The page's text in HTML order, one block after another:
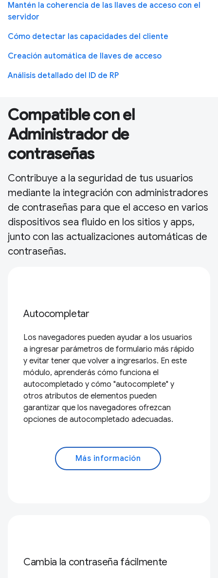
Mantén la coherencia de las llaves de acceso con el
servidor
Cómo detectar las capacidades del cliente
Creación automática de llaves de acceso
Análisis detallado del ID de RP
Compatible con el
Administrador de
contraseñas
Contribuye a la seguridad de tus usuarios
mediante la integración con administradores
de contraseñas para que el acceso en varios
dispositivos sea fluido en los sitios y apps,
junto con las actualizaciones automáticas de
contraseñas.
Autocompletar
Los navegadores pueden ayudar a los usuarios
a ingresar parámetros de formulario más rápido
y evitar tener que volver a ingresarlos. En este
módulo, aprenderás cómo funciona el
autocompletado y cómo "autocomplete" y
otros atributos de elementos pueden
garantizar que los navegadores ofrezcan
opciones de autocompletado adecuadas.
Más información
Cambia la contraseña fácilmente